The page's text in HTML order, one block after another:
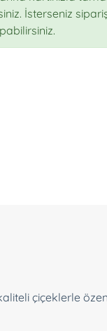
İsterseniz
çiçeklerle